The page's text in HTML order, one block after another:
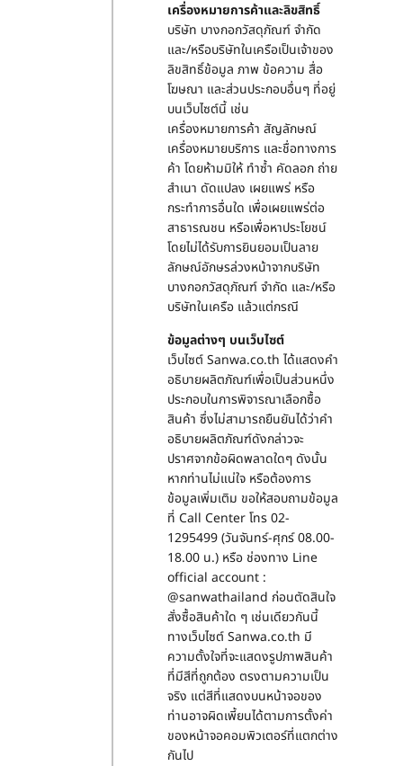
เครื่องหมายการค้าและลิขสิทธิ์
บริษัท บางกอกวัสดุภัณฑ์ จำกัด
และ/หรือบริษัทในเครือเป็นเจ้าของ
ลิขสิทธิ์ข้อมูล ภาพ ข้อความ สื่อ
โฆษณา และส่วนประกอบอื่นๆ ที่อยู่
บนเว็บไซต์นี้ เช่น
เครื่องหมายการค้า สัญลักษณ์
เครื่องหมายบริการ และชื่อทางการ
ค้า โดยห้ามมิให้ ทำซ้ำ คัดลอก ถ่าย
สำเนา ดัดแปลง เผยแพร่ หรือ
กระทำการอื่นใด เพื่อเผยแพร่ต่อ
สาธารณชน หรือเพื่อหาประโยชน์
โดยไม่ได้รับการยินยอมเป็นลาย
ลักษณ์อักษรล่วงหน้าจากบริษัท
บางกอกวัสดุภัณฑ์ จำกัด และ/หรือ
บริษัทในเครือ แล้วแต่กรณี
ข้อมูลต่างๆ บนเว็บไซต์
เว็บไซต์ Sanwa.co.th ได้แสดงคำ
อธิบายผลิตภัณฑ์เพื่อเป็นส่วนหนึ่ง
ประกอบในการพิจารณาเลือกซื้อ
สินค้า ซึ่งไม่สามารถยืนยันได้ว่าคำ
อธิบายผลิตภัณฑ์ดังกล่าวจะ
ปราศจากข้อผิดพลาดใดๆ ดังนั้น
หากท่านไม่แน่ใจ หรือต้องการ
ข้อมูลเพิ่มเติม ขอให้สอบถามข้อมูล
ที่ Call Center โทร 02-
1295499 (วันจันทร์-ศุกร์ 08.00-
18.00 น.) หรือ ช่องทาง Line
official account :
@sanwathailand ก่อนตัดสินใจ
สั่งซื้อสินค้าใด ๆ เช่นเดียวกันนี้
ทางเว็บไซต์ Sanwa.co.th มี
ความตั้งใจที่จะแสดงรูปภาพสินค้า
ที่มีสีที่ถูกต้อง ตรงตามความเป็น
จริง แต่สีที่แสดงบนหน้าจอของ
ท่านอาจผิดเพี้ยนได้ตามการตั้งค่า
ของหน้าจอคอมพิวเตอร์ที่แตกต่าง
กันไป